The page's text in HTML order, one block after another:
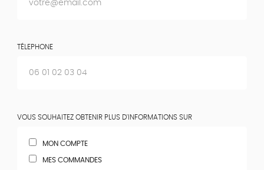
TÉLEPHONE
VOUS SOUHAITEZ OBTENIR PLUS D'INFORMATIONS SUR
MON COMPTE
MES COMMANDES